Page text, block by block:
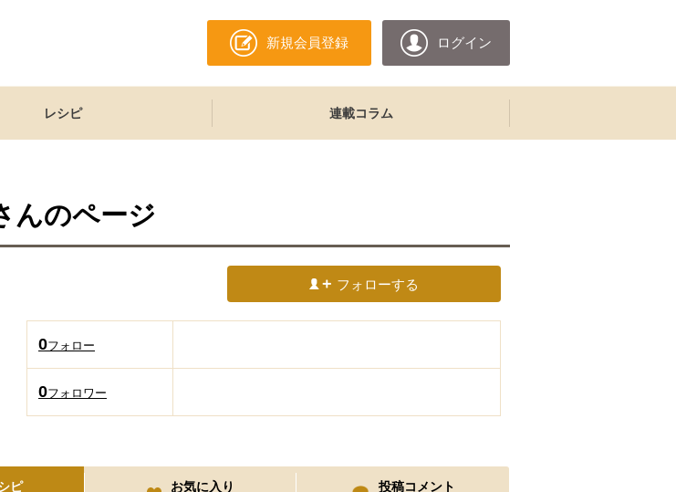
新規会員登録 ログイン
レシピ 連載コラム
んのページ
フォローする
0フォロー
0フォロワー
ピ
お気に入り
投稿コメント